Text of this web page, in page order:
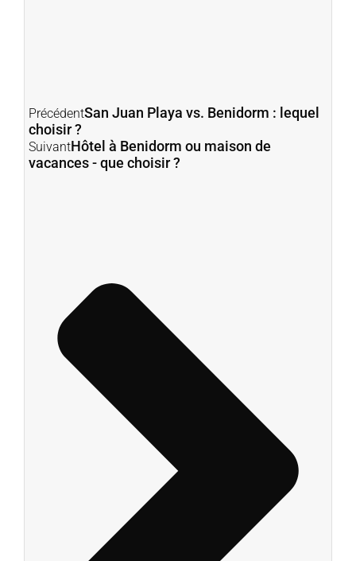
PrécédentSan Juan Playa vs. Benidorm : lequel
choisir ?
SuivantHôtel à Benidorm ou maison de
vacances - que choisir ?